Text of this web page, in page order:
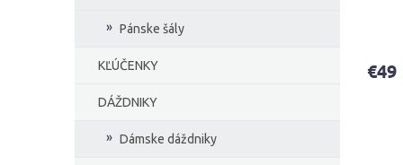
Pánske šály
KĽÚČENKY
DÁŽDNIKY
Dámske dáždniky
je
€49